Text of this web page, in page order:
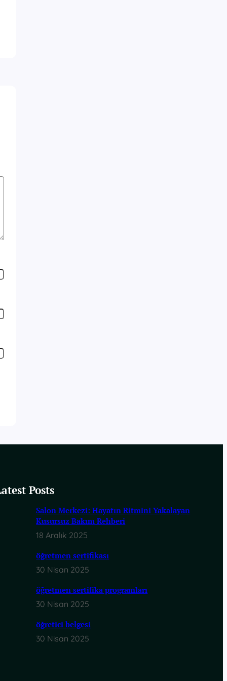
Posts
Salon Merkezi: Hayatın Ritmini Yakalayan
Kusursuz Bakım Rehberi
18 Aralık 2025
öğretmen sertifikası
30 Nisan 2025
öğretmen sertifika programları
30 Nisan 2025
öğretici belgesi
30 Nisan 2025